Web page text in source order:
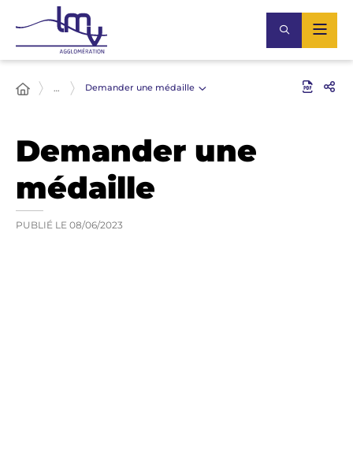
… Demander une médaille
Demander une
médaille
PUBLIÉ LE 08/06/2023